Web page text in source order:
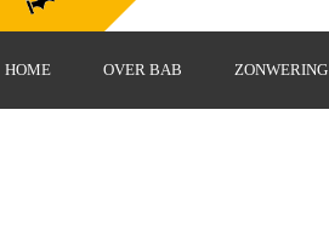
HOME OVER BAB ZONWERING